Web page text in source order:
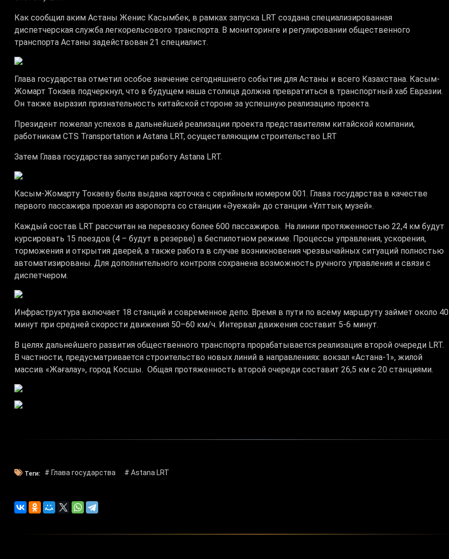
Как сообщил аким Астаны Женис Касымбек, в рамках запуска LRT создана специализированная
диспетчерская служба легкорельсового транспорта. В мониторинге и регулировании общественного
транспорта Астаны задействован 21 специалист.
Глава государства отметил особое значение сегодняшнего события для Астаны и всего Казахстана. Касым-
Жомарт Токаев подчеркнул, что в будущем наша столица должна превратиться в транспортный хаб Евразии.
Он также выразил признательность китайской стороне за успешную реализацию проекта.
Президент пожелал успехов в дальнейшей реализации проекта представителям китайской компании,
работникам CTS Transportation и Astana LRT, осуществляющим строительство LRT
Затем Глава государства запустил работу Astana LRT.
Касым-Жомарту Токаеву была выдана карточка с серийным номером 001. Глава государства в качестве
первого пассажира проехал из аэропорта со станции «Әуежай» до станции «Ұлттық музей».
Каждый состав LRT рассчитан на перевозку более 600 пассажиров. На линии протяженностью 22,4 км будут
курсировать 15 поездов (4 – будут в резерве) в беспилотном режиме. Процессы управления, ускорения,
торможения и открытия дверей, а также работа в случае возникновения чрезвычайных ситуаций полностью
автоматизированы. Для дополнительного контроля сохранена возможность ручного управления и связи с
диспетчером.
Инфраструктура включает 18 станций и современное депо. Время в пути по всему маршруту займет около 40
минут при средней скорости движения 50–60 км/ч. Интервал движения составит 5-6 минут.
В целях дальнейшего развития общественного транспорта прорабатывается реализация второй очереди LRT.
В частности, предусматривается строительство новых линий в направлениях: вокзал «Астана-1», жилой
массив «Жағалау», город Косшы. Общая протяженность второй очереди составит 26,5 км с 20 станциями.
Теги: # Глава государства # Astana LRT